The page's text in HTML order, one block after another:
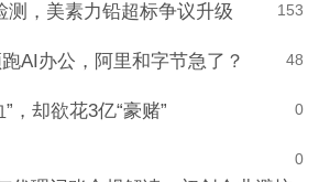
153
测，美素力铅超标争议升级
48
AI办公，阿里和字节急了？
0
，却欲花3亿“豪赌”
0